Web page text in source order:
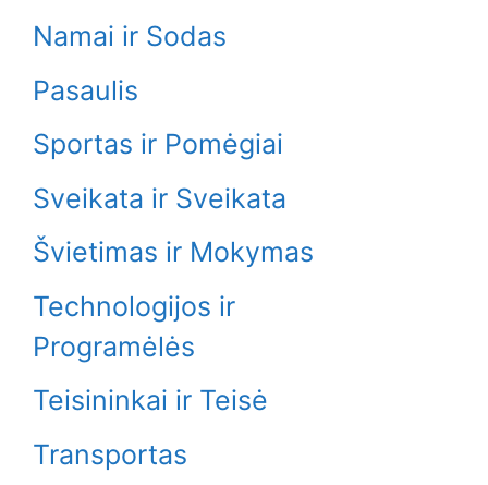
Namai ir Sodas
Pasaulis
Sportas ir Pomėgiai
Sveikata ir Sveikata
Švietimas ir Mokymas
Technologijos ir
Programėlės
Teisininkai ir Teisė
Transportas